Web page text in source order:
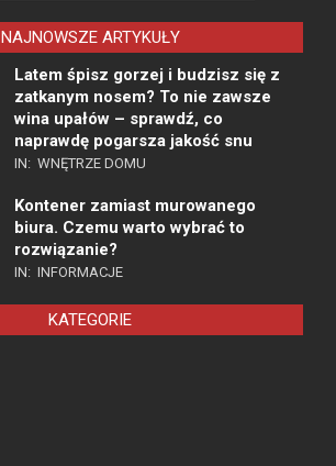
NAJNOWSZE ARTYKUŁY
Latem śpisz gorzej i budzisz się z
zatkanym nosem? To nie zawsze
wina upałów – sprawdź, co
naprawdę pogarsza jakość snu
IN: WNĘTRZE DOMU
Kontener zamiast murowanego
biura. Czemu warto wybrać to
rozwiązanie?
IN: INFORMACJE
KATEGORIE